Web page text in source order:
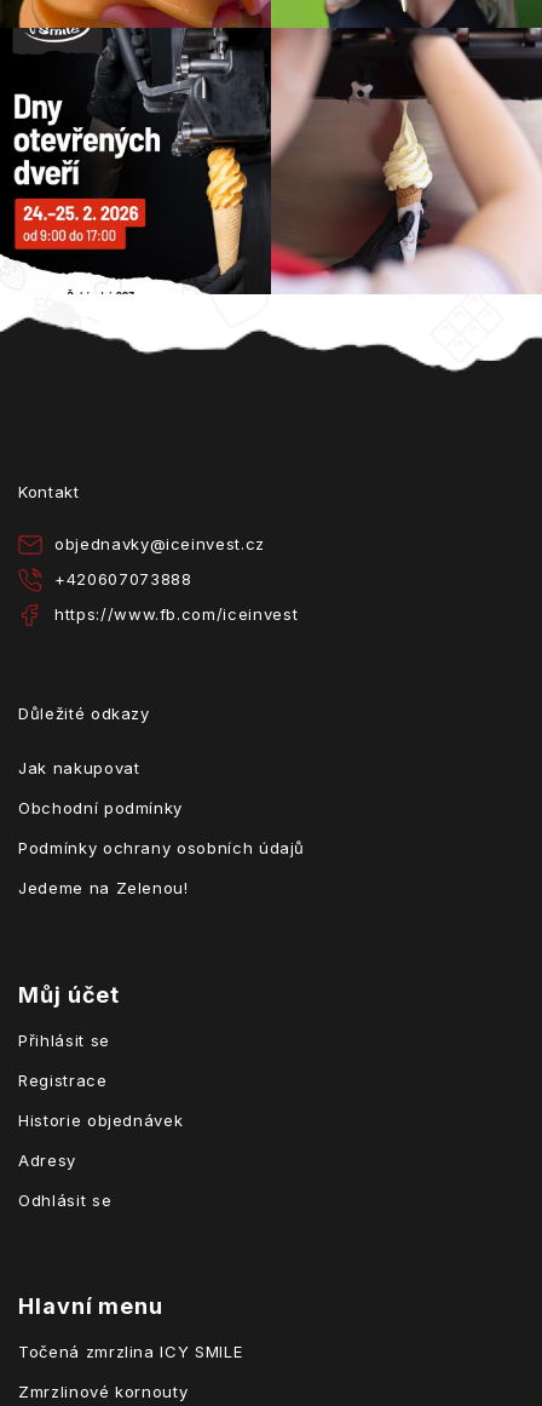
Kontakt
objednavky@iceinvest.cz
+420607073888
https://www.fb.com/iceinvest
Důležité odkazy
Jak nakupovat
Obchodní podmínky
Podmínky ochrany osobních údajů
Jedeme na Zelenou!
Můj účet
Přihlásit se
Registrace
Historie objednávek
Adresy
Odhlásit se
Hlavní menu
Točená zmrzlina ICY SMILE
Zmrzlinové kornouty